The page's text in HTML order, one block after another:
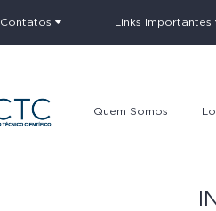
Contatos Links Importantes
Quem Somos